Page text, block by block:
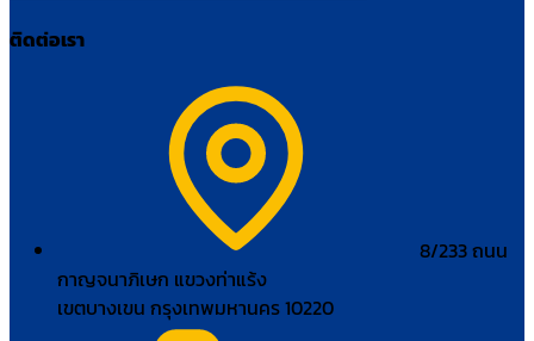
ติดต่อเรา
8/233 ถนน
กาญจนาภิเษก แขวงท่าแร้ง
เขตบางเขน กรุงเทพมหานคร 10220